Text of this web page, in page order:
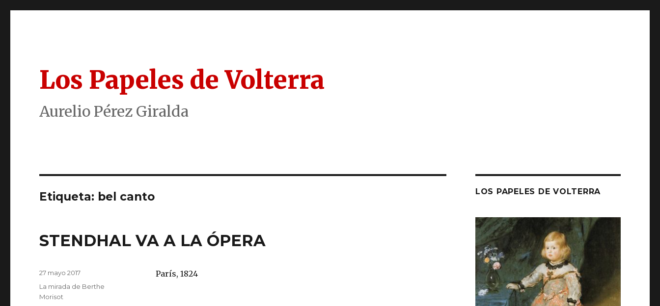
Los Papeles de Volterra
Aurelio Pérez Giralda
Etiqueta: bel canto
STENDHAL VA A LA ÓPERA
París, 1824
Publicado
27 mayo 2017
Categorías
La mirada de Berthe
Morisot
LOS PAPELES DE VOLTERRA